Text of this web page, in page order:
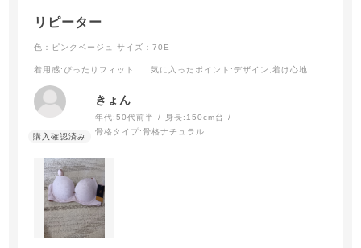
リピーター
色：ピンクベージュ サイズ：70E
着用感:ぴったりフィット 気に入ったポイント :デザイン,着け心地
きょん
年代:50代前半 身長: 150cm台
骨格タイプ:骨格ナチュラル